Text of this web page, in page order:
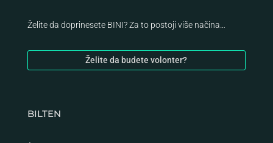
Želite da doprinesete BINI? Za to postoji više načina…
Želite da budete volonter?
BILTEN